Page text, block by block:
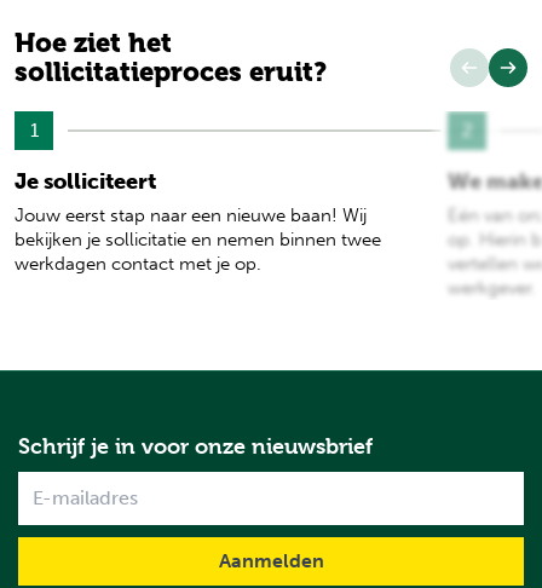
Hoe ziet het
sollicitatieproces eruit?
1
Je solliciteert
Jouw eerst stap naar een nieuwe baan! Wij
bekijken je sollicitatie en nemen binnen twee
werkdagen contact met je op.
We
Eén van
op. Hierin
vertellen
werkgever.
Schrijf je in voor onze nieuwsbrief